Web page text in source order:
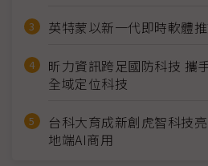
英特蒙以新一代即時軟體
昕力資訊跨足國防科技 攜
全域定位科技
台科大育成新創虎智科技
地端AI商用